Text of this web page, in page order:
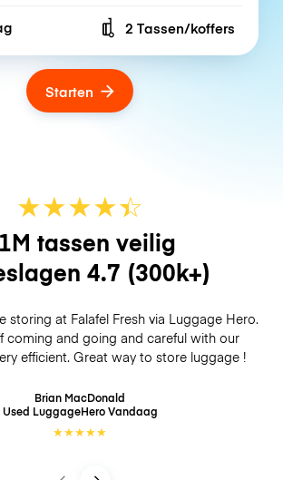
Number of bags
2 Tassen/koffers
Starten
★★★★☆
★
tassen veilig
4.7 (300k+)
storing at Falafel Fresh via Luggage Hero.
coming and going and careful with our
efficient. Great way to store luggage !
Brian MacDonald
Used LuggageHeroVandaag
★★★★★